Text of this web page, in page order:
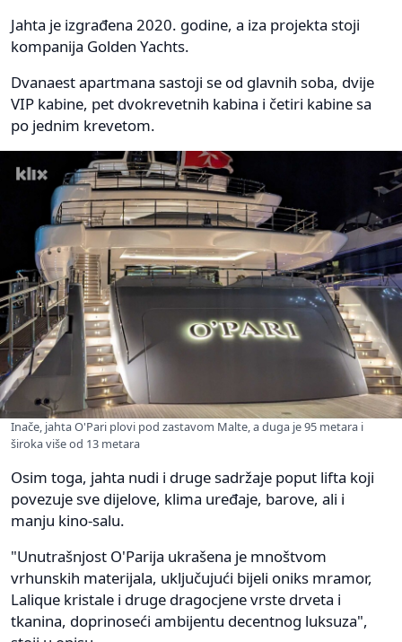
Jahta je izgrađena 2020. godine, a iza projekta stoji
kompanija Golden Yachts.
Dvanaest apartmana sastoji se od glavnih soba, dvije
VIP kabine, pet dvokrevetnih kabina i četiri kabine sa
po jednim krevetom.
Inače, jahta O'Pari plovi pod zastavom Malte, a duga je 95 metara i
široka više od 13 metara
Osim toga, jahta nudi i druge sadržaje poput lifta koji
povezuje sve dijelove, klima uređaje, barove, ali i
manju kino-salu.
"Unutrašnjost O'Parija ukrašena je mnoštvom
vrhunskih materijala, uključujući bijeli oniks mramor,
Lalique kristale i druge dragocjene vrste drveta i
tkanina, doprinoseći ambijentu decentnog luksuza",